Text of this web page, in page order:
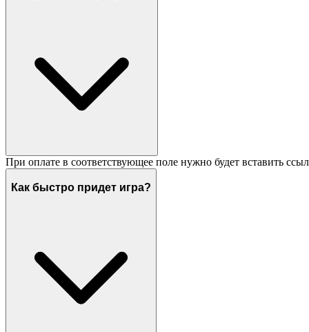
При оплате в соответствующее поле нужно будет вставить
Как быстро придет игра?